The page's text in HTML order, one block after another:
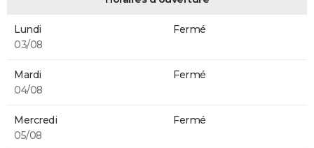
Lundi
03/08
Fermé
Mardi
04/08
Fermé
Mercredi
05/08
Fermé